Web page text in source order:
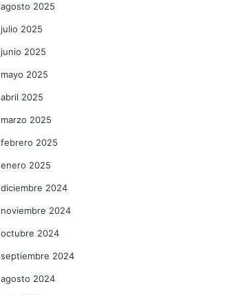
agosto 2025
julio 2025
junio 2025
mayo 2025
abril 2025
marzo 2025
febrero 2025
enero 2025
diciembre 2024
noviembre 2024
octubre 2024
septiembre 2024
agosto 2024